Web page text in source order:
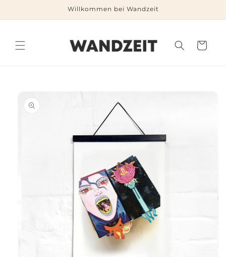
Inhalt
Willkommen bei Wandzeit
Warenkorb